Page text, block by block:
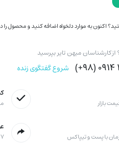
اکنون به موارد دلخواه اضافه کنید و محصول را
از کارشناسان میهن تایر بپرسید
شروع گفتگوی زنده
بازار
با پست و تیپاکس ۷ روز مهلت لغو و دریافت وجه پرداختی